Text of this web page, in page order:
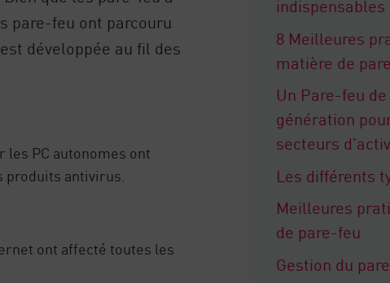
pare-feu ont parcouru
développée au fil des
les PC autonomes ont
produits antivirus.
ont affecté toutes les
indispensables
8 Meilleures
matière de
Un Pare-feu
génération
secteurs
Les différents
Meilleures
de pare-feu
Gestion du